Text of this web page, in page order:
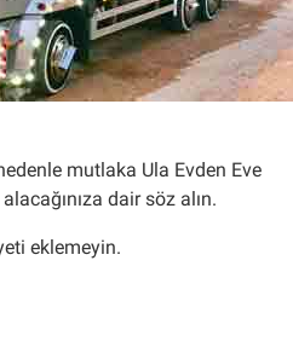
mutlaka Ula Evden Eve
dair söz alın.
eklemeyin.